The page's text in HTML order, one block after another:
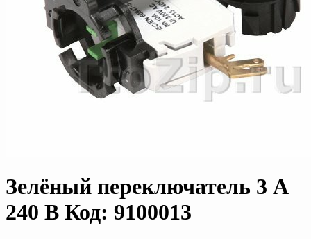
Зелёный переключатель 3 A
240 В Код: 9100013